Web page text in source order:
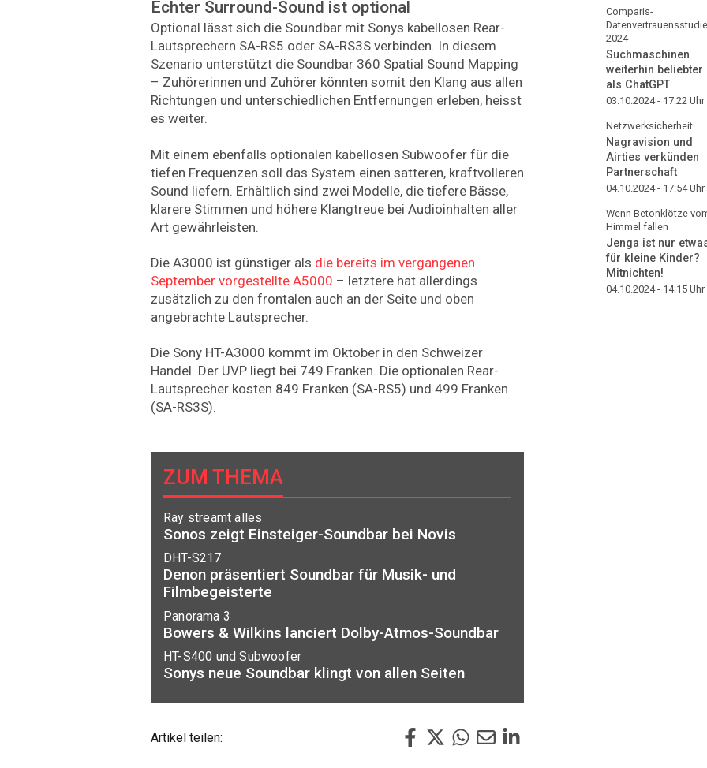
Echter Surround-Sound ist optional
Optional lässt sich die Soundbar mit Sonys kabellosen Rear-
Lautsprechern SA-RS5 oder SA-RS3S verbinden. In diesem
Szenario unterstützt die Soundbar 360 Spatial Sound Mapping
– Zuhörerinnen und Zuhörer könnten somit den Klang aus allen
Richtungen und unterschiedlichen Entfernungen erleben, heisst
es weiter.
Mit einem ebenfalls optionalen kabellosen Subwoofer für die
tiefen Frequenzen soll das System einen satteren, kraftvolleren
Sound liefern. Erhältlich sind zwei Modelle, die tiefere Bässe,
klarere Stimmen und höhere Klangtreue bei Audioinhalten aller
Art gewährleisten.
Die A3000 ist günstiger als die bereits im vergangenen
September vorgestellte A5000 – letztere hat allerdings
zusätzlich zu den frontalen auch an der Seite und oben
angebrachte Lautsprecher.
Die Sony HT-A3000 kommt im Oktober in den Schweizer
Handel. Der UVP liegt bei 749 Franken. Die optionalen Rear-
Lautsprecher kosten 849 Franken (SA-RS5) und 499 Franken
(SA-RS3S).
ZUM THEMA
Ray streamt alles
Sonos zeigt Einsteiger-Soundbar bei Novis
DHT-S217
Denon präsentiert Soundbar für Musik- und
Filmbegeisterte
Panorama 3
Bowers & Wilkins lanciert Dolby-Atmos-Soundbar
HT-S400 und Subwoofer
Sonys neue Soundbar klingt von allen Seiten
Artikel teilen:
Comparis-
Datenvertrauensstudie
2024
Suchmaschinen
weiterhin beliebter
als ChatGPT
03.10.2024 - 17:22 Uhr
Netzwerksicherheit
Nagravision und
Airties verkünden
Partnerschaft
04.10.2024 - 17:54Uhr
Wenn Betonklötze
Himmel fallen
Jenga ist nur
für kleine Kinder?
Mitnichten!
04.10.2024 - 14:15 Uhr